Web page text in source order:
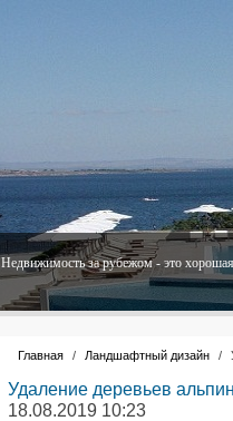
Недвижимость за рубежом - это
Главная / Ландшафтный дизайн /
Удаление деревьев
18.08.2019 10:23